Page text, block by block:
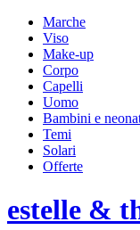
Marche
Viso
Make-up
Corpo
Capelli
Uomo
Bambini e
Temi
Solari
Offerte
estelle &